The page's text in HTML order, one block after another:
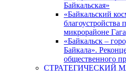
Байкальская»
«Байкальский
благоустройства
микрорайоне
«Байкальск –
Байкала».
общественного
СТРАТЕГИЧЕСКИЙ